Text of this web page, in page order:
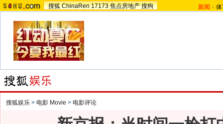
搜狐 ChinaRen 17173 焦点房地产 搜狗 新闻 -
搜狐娱乐 > 电影 Movie > 电影评论